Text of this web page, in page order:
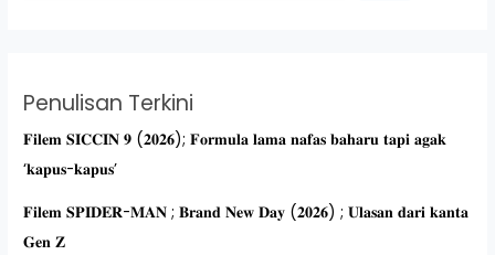
Penulisan Terkini
𝐅𝐢𝐥𝐞𝐦 𝐒𝐈𝐂𝐂𝐈𝐍 𝟗 (𝟐𝟎𝟐𝟔); 𝐅𝐨𝐫𝐦𝐮𝐥𝐚 𝐥𝐚𝐦𝐚 𝐧𝐚𝐟𝐚𝐬 𝐛𝐚𝐡𝐚𝐫𝐮 𝐭𝐚𝐩𝐢 𝐚𝐠𝐚𝐤
‘𝐤𝐚𝐩𝐮𝐬-𝐤𝐚𝐩𝐮𝐬’
𝐅𝐢𝐥𝐞𝐦 𝐒𝐏𝐈𝐃𝐄𝐑-𝐌𝐀𝐍 ; 𝐁𝐫𝐚𝐧𝐝 𝐍𝐞𝐰 𝐃𝐚𝐲 (𝟐𝟎𝟐𝟔) ; 𝐔𝐥𝐚𝐬𝐚𝐧 𝐝𝐚𝐫𝐢 𝐤𝐚𝐧𝐭𝐚
𝐆𝐞𝐧 𝐙